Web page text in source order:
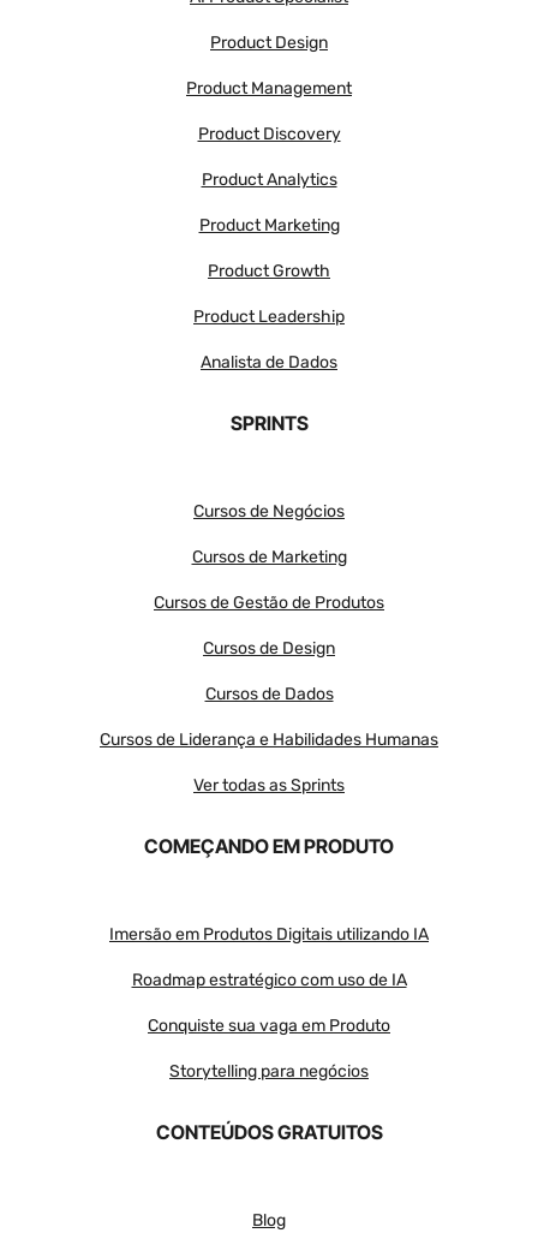
Product Design
Product Management
Product Discovery
Product Analytics
Product Marketing
Product Growth
Product Leadership
Analista de Dados
SPRINTS
Cursos de Negócios
Cursos de Marketing
Cursos de Gestão de Produtos
Cursos de Design
Cursos de Dados
Cursos de Liderança e Habilidades Humanas
Ver todas as Sprints
COMEÇANDO EM PRODUTO
Imersão em Produtos Digitais utilizando IA
Roadmap estratégico com uso de IA
Conquiste sua vaga em Produto
Storytelling para negócios
CONTEÚDOS GRATUITOS
Blog